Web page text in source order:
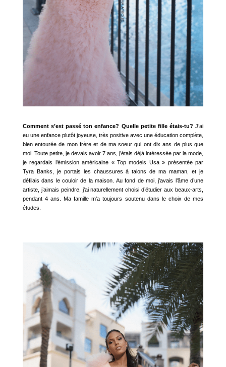
Comment s’est passé ton enfance? Quelle petite fille étais-tu? J’ai
eu une enfance plutôt joyeuse, très positive avec une éducation complète,
bien entourée de mon frère et de ma soeur qui ont dix ans de plus que
moi. Toute petite, je devais avoir 7 ans, j’étais déjà intéressée par la mode,
je regardais l’émission américaine « Top models Usa » présentée par
Tyra Banks, je portais les chaussures à talons de ma maman, et je
défilais dans le couloir de la maison. Au fond de moi, j’avais l’âme d’une
artiste, j’aimais peindre, j’ai naturellement choisi d’étudier aux beaux-arts,
pendant 4 ans. Ma famille m’a toujours soutenu dans le choix de mes
études.